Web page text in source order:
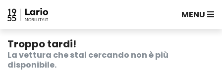
MENU
Troppo tardi!
La vettura che stai cercando non è più
disponibile.